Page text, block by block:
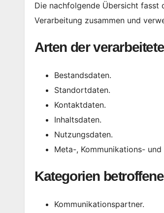
Die nachfolgende Übersicht
Verarbeitung zusammen und
Arten der
Bestandsdaten.
Standortdaten.
Kontaktdaten.
Inhaltsdaten.
Nutzungsdaten.
Meta-, Kommunikations-
Kategorien
Kommunikationspartner.